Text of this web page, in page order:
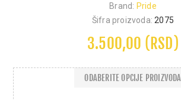
Brand: Pride
Šifra proizvoda: 2075
3.500,00 (RSD)
ODABERITE OPCIJE PROIZVODA